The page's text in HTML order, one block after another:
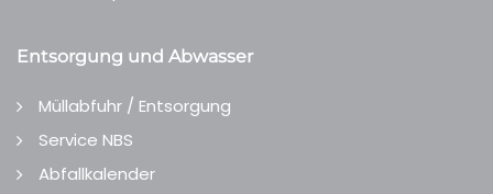
Entsorgung und Abwasser
Müllabfuhr / Entsorgung
Service NBS
Abfallkalender